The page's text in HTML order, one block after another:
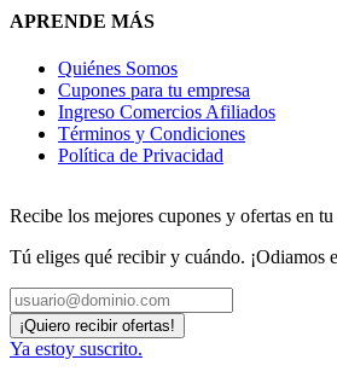
APRENDE MÁS
Quiénes Somos
Cupones para tu empresa
Ingreso Comercios Afiliados
Términos y Condiciones
Política de Privacidad
Recibe los mejores cupones y ofertas en
Tú eliges qué recibir y cuándo. ¡Odiamos
Ya estoy suscrito.